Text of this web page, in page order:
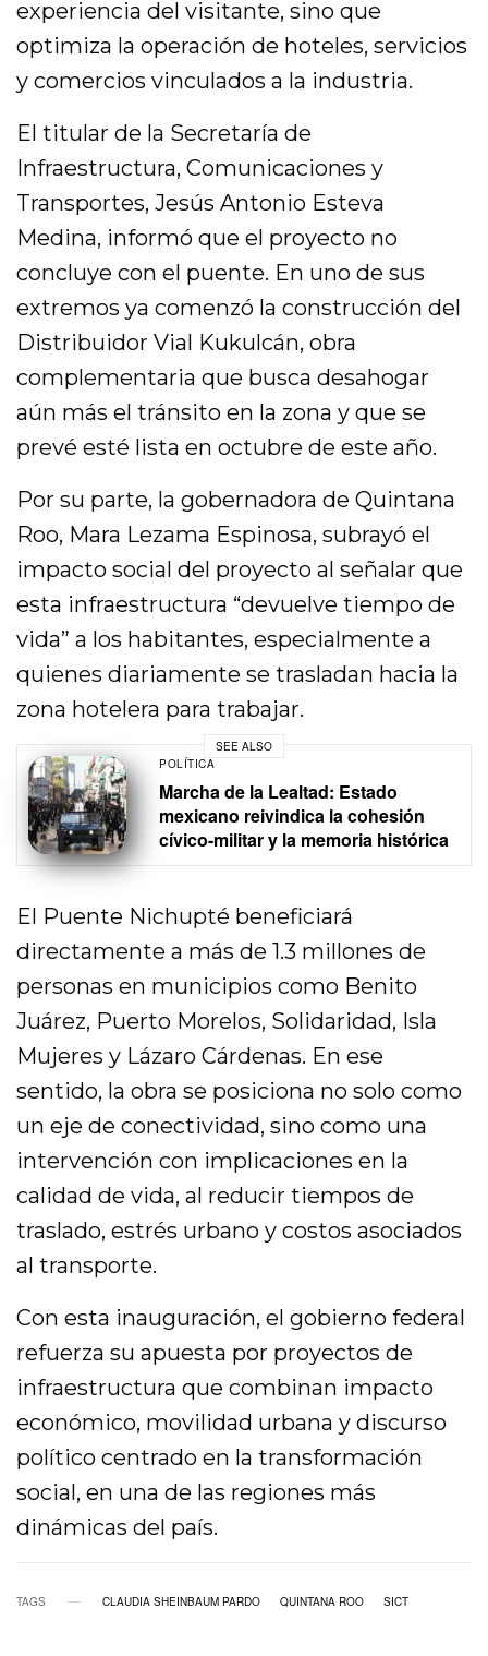
experiencia del visitante, sino que
optimiza la operación de hoteles, servicios
y comercios vinculados a la industria.
El titular de la Secretaría de
Infraestructura, Comunicaciones y
Transportes, Jesús Antonio Esteva
Medina, informó que el proyecto no
concluye con el puente. En uno de sus
extremos ya comenzó la construcción del
Distribuidor Vial Kukulcán, obra
complementaria que busca desahogar
aún más el tránsito en la zona y que se
prevé esté lista en octubre de este año.
Por su parte, la gobernadora de Quintana
Roo, Mara Lezama Espinosa, subrayó el
impacto social del proyecto al señalar que
esta infraestructura “devuelve tiempo de
vida” a los habitantes, especialmente a
quienes diariamente se trasladan hacia la
zona hotelera para trabajar.
SEE ALSO
POLÍTICA
Marcha de la Lealtad: Estado
mexicano reivindica la cohesión
cívico-militar y la memoria histórica
El Puente Nichupté beneficiará
directamente a más de 1.3 millones de
personas en municipios como Benito
Juárez, Puerto Morelos, Solidaridad, Isla
Mujeres y Lázaro Cárdenas. En ese
sentido, la obra se posiciona no solo como
un eje de conectividad, sino como una
intervención con implicaciones en la
calidad de vida, al reducir tiempos de
traslado, estrés urbano y costos asociados
al transporte.
Con esta inauguración, el gobierno federal
refuerza su apuesta por proyectos de
infraestructura que combinan impacto
económico, movilidad urbana y discurso
político centrado en la transformación
social, en una de las regiones más
dinámicas del país.
TAGS CLAUDIA SHEINBAUM PARDO QUINTANA ROO SICT